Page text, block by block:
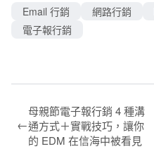
Email 行銷 網路行銷
電子報行銷
←
母親節電子報行銷 4 種溝
通方式＋實戰技巧，讓你
的 EDM 在信海中被看見